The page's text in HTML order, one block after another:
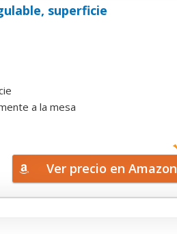
superficie
a la mesa
Ver precio en Amazon